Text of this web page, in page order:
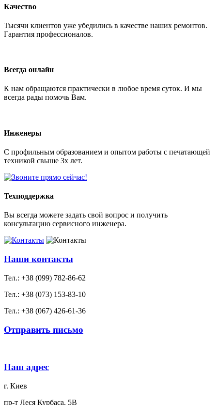
Качество
Тысячи клиентов уже убедились в качестве наших ремонтов.
Гарантия профессионалов.
Всегда онлайн
К нам обращаются практически в любое время суток. И мы
всегда рады помочь Вам.
Инженеры
С профильным образованием и опытом работы с печатающей
техникой свыше 3х лет.
Техподдержка
Вы всегда можете задать свой вопрос и получить
консультацию сервисного инженера.
Наши контакты
Тел.: +38 (099) 782-86-62
Тел.: +38 (073) 153-83-10
Тел.: +38 (067) 426-61-36
Отправить письмо
Наш адрес
г. Киев
пр-т Леся Курбаса, 5В